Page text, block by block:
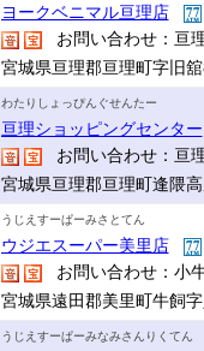
ヨークベニマル亘理店
お問い合わせ：亘
宮城県亘理郡亘理町字旧
わたりしょっぴんぐせんたー
亘理ショッピングセンター
お問い合わせ：亘
宮城県亘理郡亘理町逢隈
うじえすーぱーみさとてん
ウジエスーパー美里店
お問い合わせ：小
宮城県遠田郡美里町牛飼
うじえすーぱーみなみさんりくてん